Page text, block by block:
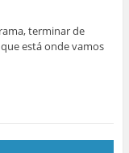
terminar de
está onde vamos